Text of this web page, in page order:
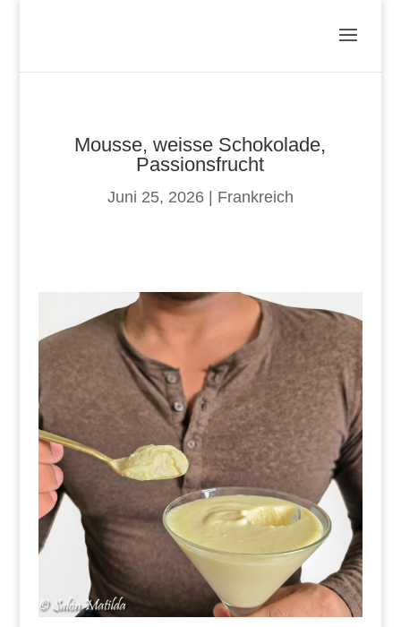
Mousse, weisse Schokolade,
Passionsfrucht
Juni 25, 2026| Frankreich